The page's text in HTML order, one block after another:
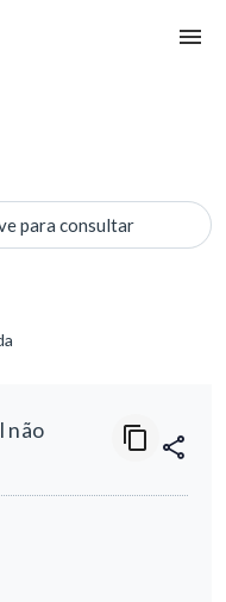
para consultar
não